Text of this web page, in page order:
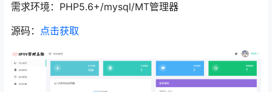
需求环境：PHP5.6+/mysql/MT管理器
源码： 点击获取